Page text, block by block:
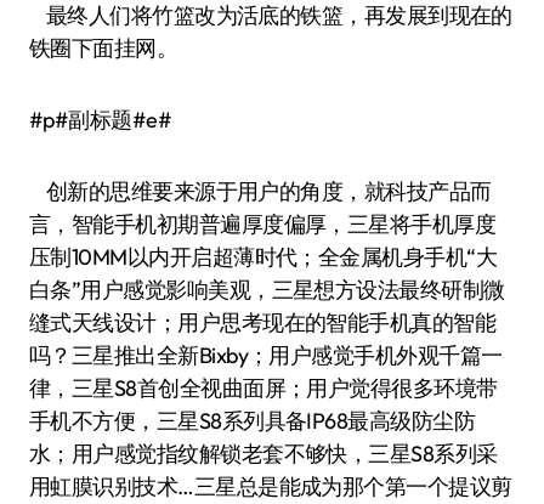
最终人们将竹篮改为活底的铁篮，再发展到现在的
铁圈下面挂网。
#p#副标题#e#
创新的思维要来源于用户的角度，就科技产品而
言，智能手机初期普遍厚度偏厚，三星将手机厚度
压制10MM以内开启超薄时代；全金属机身手机“大
白条”用户感觉影响美观，三星想方设法最终研制微
缝式天线设计；用户思考现在的智能手机真的智能
吗？三星推出全新Bixby；用户感觉手机外观千篇一
律，三星S8首创全视曲面屏；用户觉得很多环境带
手机不方便，三星S8系列具备IP68最高级防尘防
水；用户感觉指纹解锁老套不够快，三星S8系列采
用虹膜识别技术…三星总是能成为那个第一个提议剪